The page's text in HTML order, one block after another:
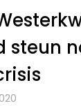
steun